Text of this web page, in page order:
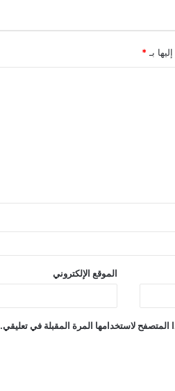
بـ *
الموقع الإلكتروني
لاستخدامها المرة المقبلة في تعليقي.